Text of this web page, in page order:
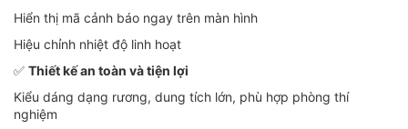
Hiển thị mã cảnh báo ngay trên màn hình
Hiệu chỉnh nhiệt độ linh hoạt
✅ Thiết kế an toàn và tiện lợi
Kiểu dáng dạng rương, dung tích lớn, phù hợp phòng thí
nghiệm